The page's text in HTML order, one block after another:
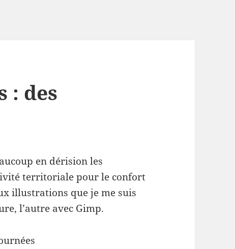
: des
en dérision les
territoriale pour le confort
illustrations que je me suis
l’autre avec Gimp.